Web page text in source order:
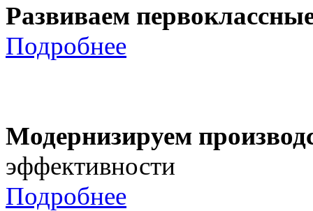
Развиваем
Подробнее
Модернизируем
эффективности
Подробнее